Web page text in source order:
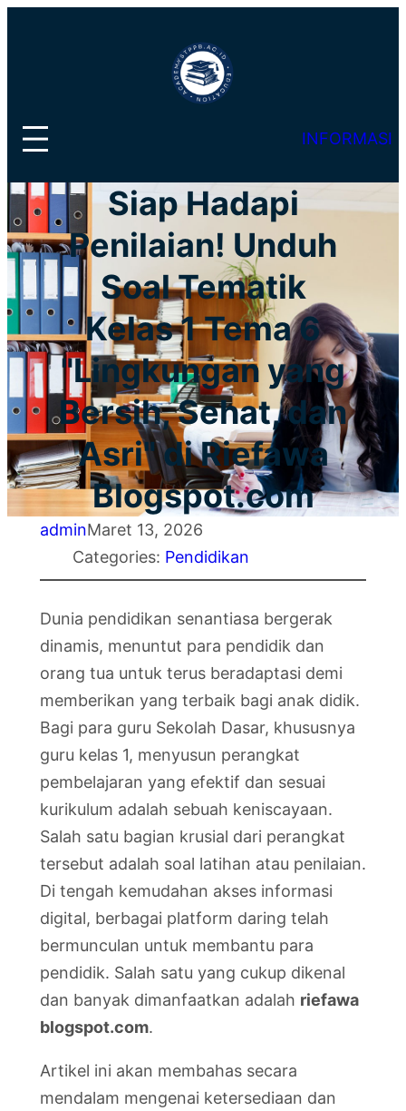
INFORMASI
Siap Hadapi
Penilaian! Unduh
Soal Tematik
Kelas 1 Tema 6
"Lingkungan yang
Bersih, Sehat, dan
Asri" di Riefawa
Blogspot.com
adminMaret 13, 2026
Categories: Pendidikan
Dunia pendidikan senantiasa bergerak
dinamis, menuntut para pendidik dan
orang tua untuk terus beradaptasi demi
memberikan yang terbaik bagi anak didik.
Bagi para guru Sekolah Dasar, khususnya
guru kelas 1, menyusun perangkat
pembelajaran yang efektif dan sesuai
kurikulum adalah sebuah keniscayaan.
Salah satu bagian krusial dari perangkat
tersebut adalah soal latihan atau penilaian.
Di tengah kemudahan akses informasi
digital, berbagai platform daring telah
bermunculan untuk membantu para
pendidik. Salah satu yang cukup dikenal
dan banyak dimanfaatkan adalah riefawa
blogspot.com.
Artikel ini akan membahas secara
mendalam mengenai ketersediaan dan